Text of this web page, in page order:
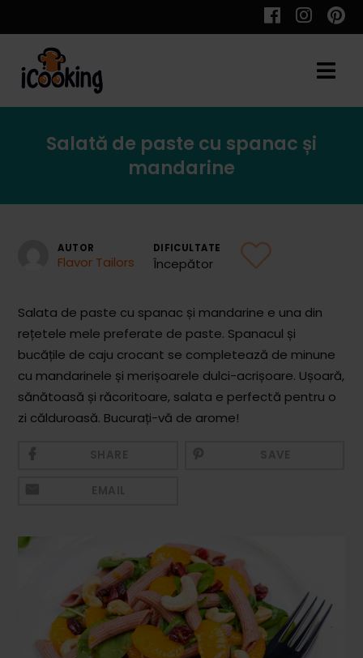
Retete
Toate Reţetele
Aperitive Calde
Aperitive Reci
Mezeluri
Ronțăieli
Smoothies
Ceva Dulce
Biscuiți, Bomboane și
Fursecuri
Salată de paste cu spanac și
mandarine
AUTOR
Flavor Tailors
DIFICULTATE
Începător
Salata de paste cu spanac și mandarine e una din
rețetele mele preferate de paste. Spanacul și
bucățile de caju crocant se completează de minune
cu mandarinele și merișoarele dulci-acrișoare. Ușoară,
sănătoasă și răcoritoare, salata e perfectă pentru o
zi călduroasă. Bucurați-vă de arome!